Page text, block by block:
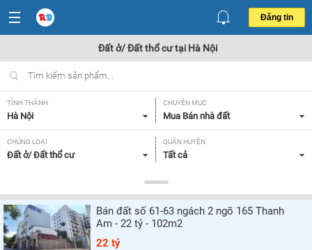
Đăng tin
Đất ở/ Đất thổ cư tại Hà Nội
TỈNH THÀNH
Hà Nội
CHUYÊN MỤC
Mua Bán nhà đất
CHỦNG LOẠI
Đất ở/ Đất thổ cư
QUẬN HUYỆN
Tất cả
Tất cả
MỨC GIÁ
Tất cả
HƯỚNG
Tất cả
MẶT TIỀN
Bán đất số 61-63 ngách 2 ngõ 165 Thanh
Am - 22 tỷ - 102m2
22 tỷ